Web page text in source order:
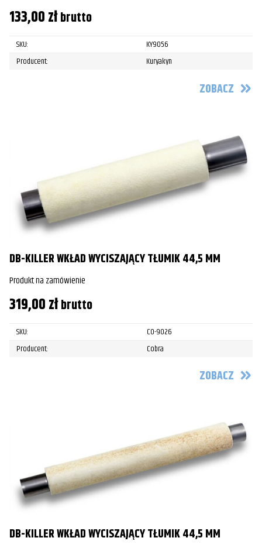
133,00złbrutto
SKU:
KY9056
Producent:
Kuryakyn
ZOBACZ
DB-KILLER WKŁAD WYCISZAJĄCY TŁUMIK 44,5 MM
Produkt na zamówienie
319,00złbrutto
SKU:
CO-9026
Producent:
Cobra
ZOBACZ
DB-KILLER WKŁAD WYCISZAJĄCY TŁUMIK 44,5 MM